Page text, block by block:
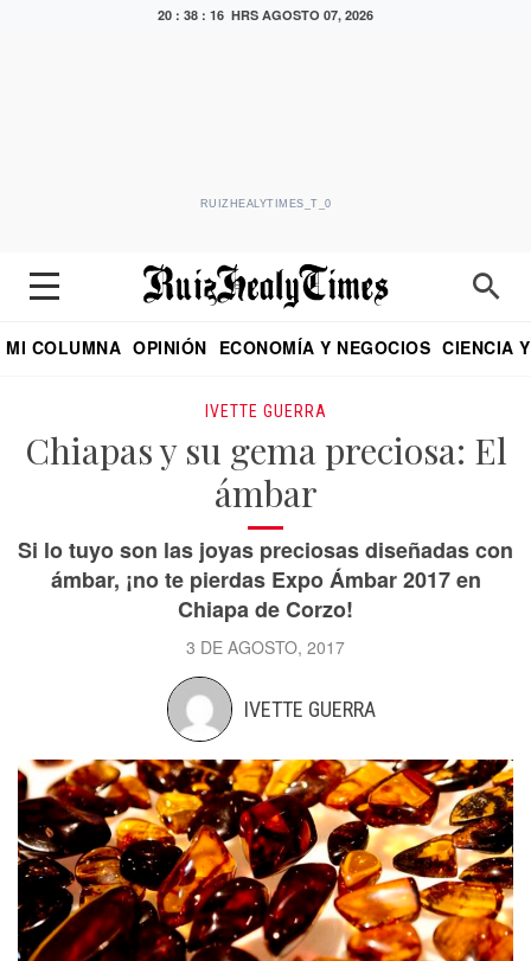
20 : 38 : 17 HRS AGOSTO 07, 2026
RUIZHEALYTIMES_T_0
MI COLUMNA OPINIÓN ECONOMÍA Y NEGOCIOS CIENCIA
IVETTE GUERRA
Chiapas y su gema preciosa: El
ámbar
Si lo tuyo son las joyas preciosas diseñadas con
ámbar, ¡no te pierdas Expo Ámbar 2017 en
Chiapa de Corzo!
3 DE AGOSTO, 2017
IVETTE GUERRA